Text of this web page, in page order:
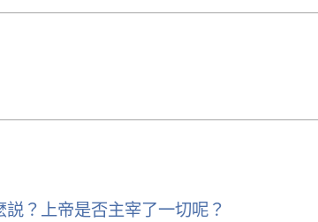
？上帝是否主宰了一切呢？